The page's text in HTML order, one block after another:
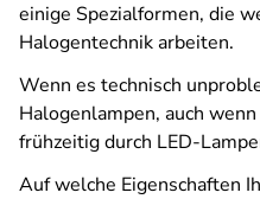
einige Spezialformen, die
Halogentechnik arbeiten.
Wenn es technisch
Halogenlampen, auch
frühzeitig durch LED-
Auf welche Eigenschaften